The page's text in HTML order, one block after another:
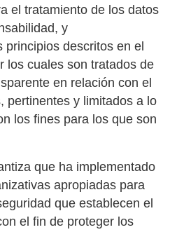
el tratamiento de los datos
y
descritos en el
los cuales son tratados de
en relación con el
pertinentes y limitados a lo
los fines para los que son
que ha implementado
apropiadas para
que establecen el
el fin de proteger los